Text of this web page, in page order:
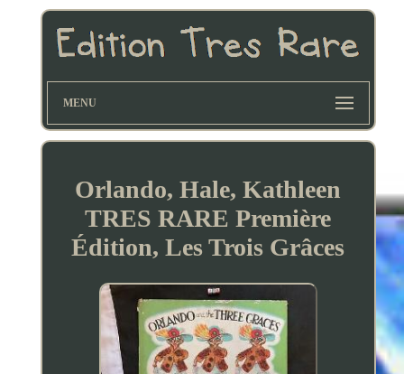
MENU
Orlando, Hale, Kathleen
TRES RARE Première
Édition, Les Trois Grâces